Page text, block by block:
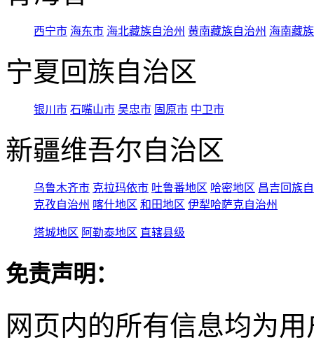
西宁市 海东市 海北藏族自治州 黄南藏族自治州 海南藏
宁夏回族自治区
银川市 石嘴山市 吴忠市 固原市 中卫市
新疆维吾尔自治区
乌鲁木齐市 克拉玛依市 吐鲁番地区 哈密地区 昌吉回族
克孜自治州 喀什地区 和田地区 伊犁哈萨克自治州
塔城地区 阿勒泰地区 直辖县级
免责声明：
网页内的所有信息均为